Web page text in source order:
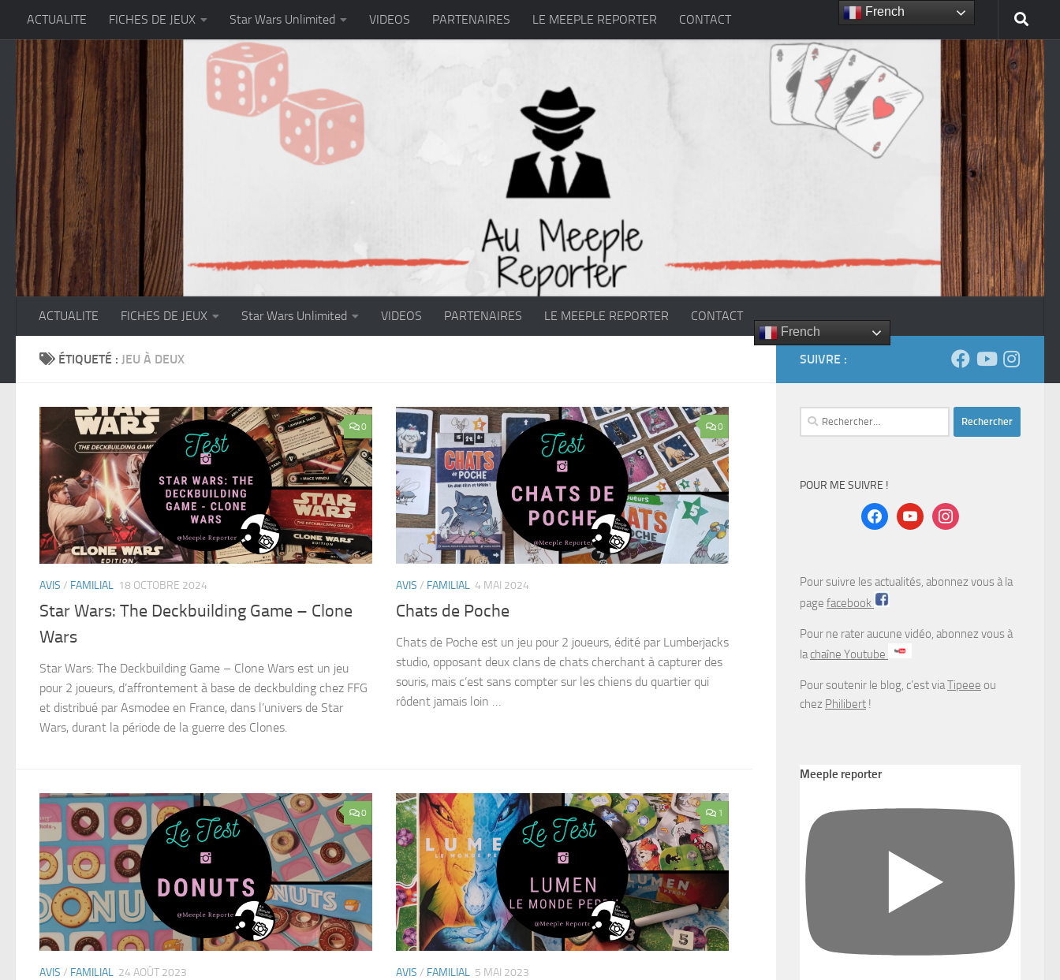
Skip to content
ACTUALITE FICHES DE JEUX Star Wars Unlimited VIDEOS PARTENAIRES LE MEEPLE REPORTER CONTACT
ACTUALITE FICHES DE JEUX Star Wars Unlimited VIDEOS PARTENAIRES LE MEEPLE REPORTER CONTACT
French
ÉTIQUETÉ : JEU À DEUX
0
AVIS / FAMILIAL 18 OCTOBRE 2024
Star Wars: The Deckbuilding Game – Clone
Wars
Star Wars: The Deckbuilding Game – Clone Wars est un jeu
pour 2 joueurs, d’affrontement à base de deckbulding chez FFG
et distribué par Asmodee en France, dans l’univers de Star
Wars, durant la période de la guerre des Clones.
0
AVIS / FAMILIAL 4 MAI 2024
Chats de Poche
Chats de Poche est un jeu pour 2 joueurs, édité par Lumberjacks
studio, opposant deux clans de chats cherchant à capturer des
souris, mais c’est sans compter sur les chiens du quartier qui
rôdent jamais loin …
0
AVIS / FAMILIAL 24 AOÛT 2023
1
AVIS / FAMILIAL 5 MAI 2023
SUIVRE :
Rechercher :
POUR ME SUIVRE !
facebookyoutubeinstagram
Pour suivre les actualités, abonnez vous à la
page facebook
Pour ne rater aucune vidéo, abonnez vous à
lachaîne Youtube
Pour soutenir le blog, c’est viaTipeee ou
chez Philibert !
Meeple reporter
French